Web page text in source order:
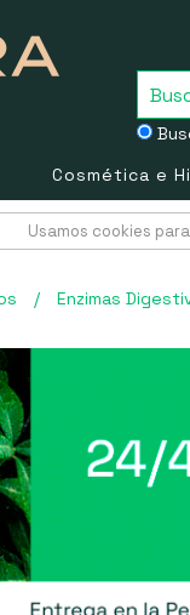
Cosmética e
Usamos cookies
/ Enzimas